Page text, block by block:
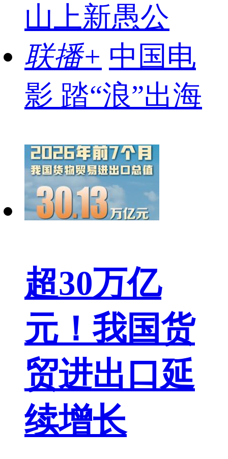
山上新愚公
联播+ 中国电
影 踏“浪”出海
超30万亿
元！我国货
贸进出口延
续增长